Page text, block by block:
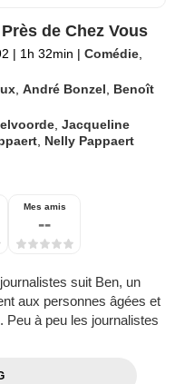
de Chez Vous
| 1h 32min | Comédie,
,André Bonzel, Benoît
,Jacqueline
, Nelly Pappaert
Mes amis
--
suit Ben, un
aux personnes âgées et
à peu les journalistes